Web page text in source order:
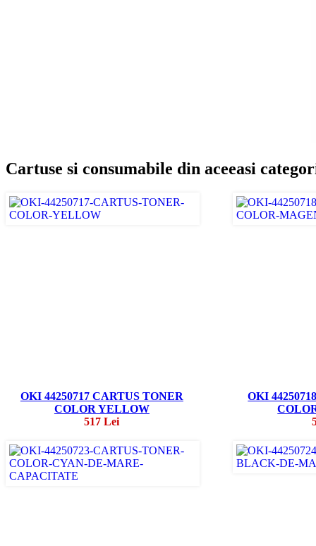
Cartuse si consumabile din aceeasi
OKI 44250717 CARTUS TONER
COLOR YELLOW
517 Lei
OKI